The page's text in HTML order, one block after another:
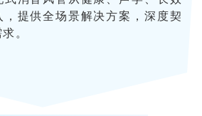
提供全场景解决方案，深度契
。